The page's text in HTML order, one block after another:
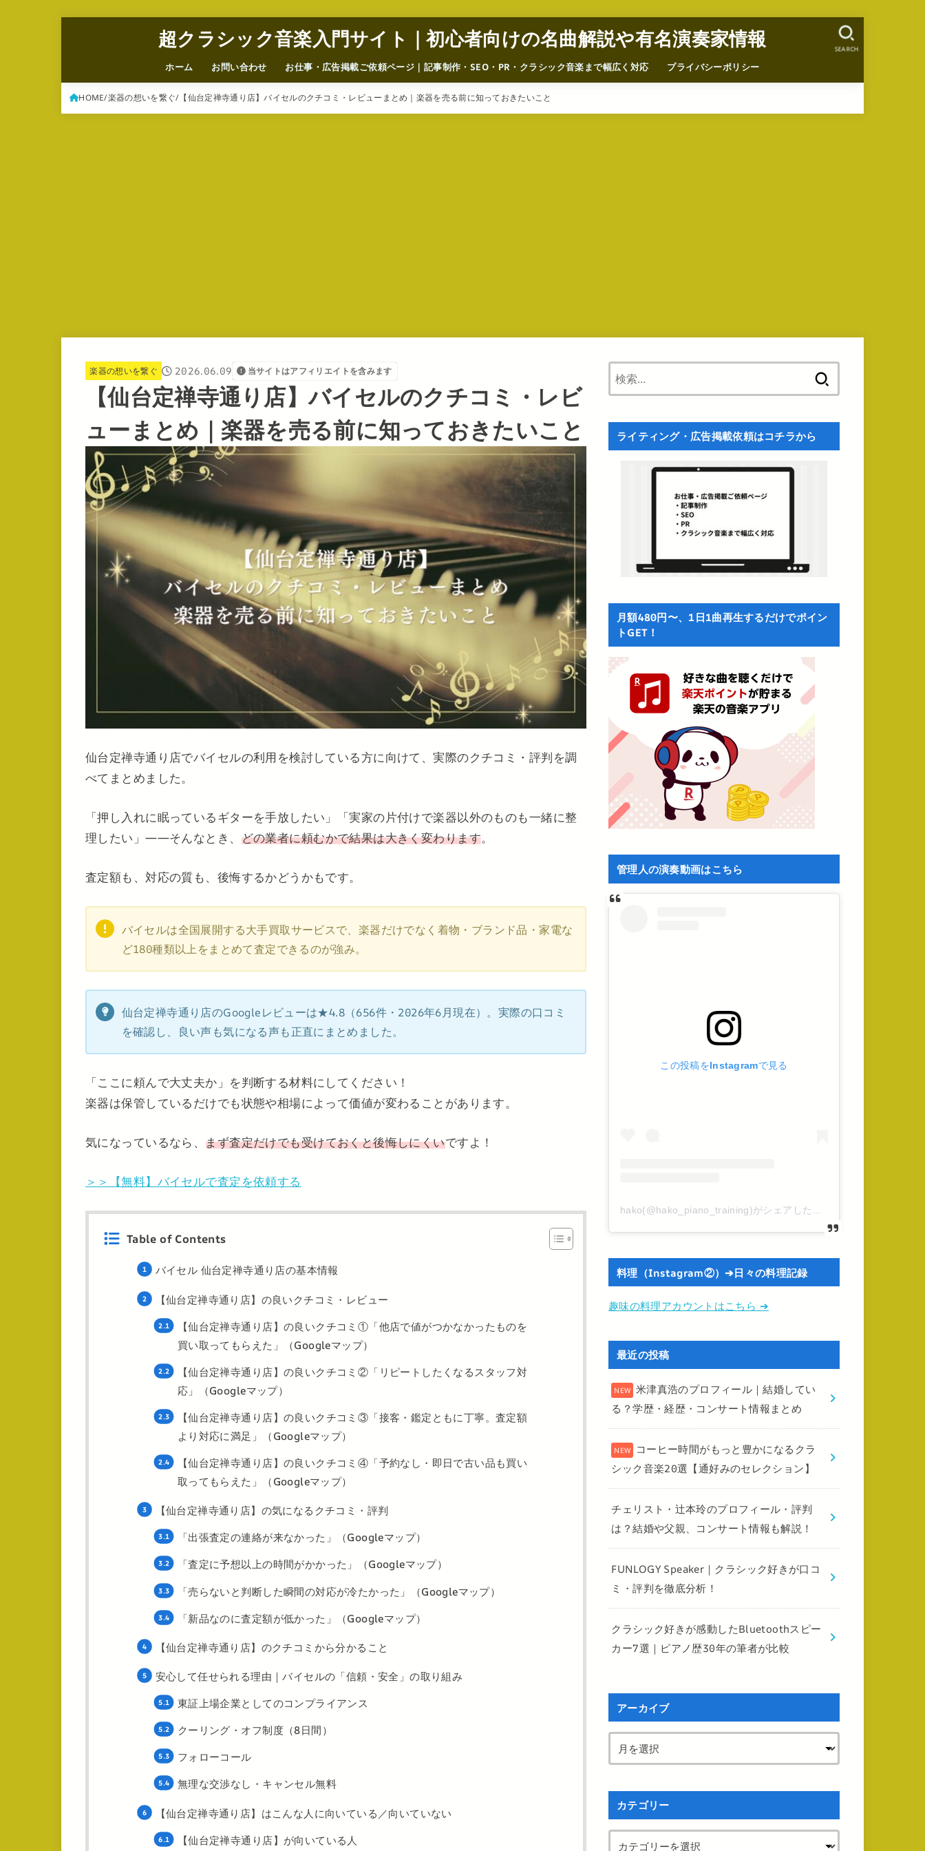
超クラシック音楽入門サイト｜初心者向けの名曲解説や有名演奏家情報
ホーム お問い合わせ お仕事・広告掲載ご依頼ページ｜記事制作・SEO・PR・クラシック音楽まで幅広く対応 プライバシーポリシー
SEARCH
HOME 楽器の想いを繋ぐ 【仙台定禅寺通り店】バイセルのクチコミ・レビューまとめ｜楽器を売る前に知っておきたいこと
楽器の想いを繋ぐ 2026.06.09 当サイトはアフィリエイトを含みます
【仙台定禅寺通り店】バイセルのクチコミ・レビ
ューまとめ｜楽器を売る前に知っておきたいこと
仙台定禅寺通り店でバイセルの利用を検討している方に向けて、実際のクチコミ・評判を調
べてまとめました。
「押し入れに眠っているギターを手放したい」「実家の片付けで楽器以外のものも一緒に整
理したい」——そんなとき、 どの業者に頼むかで結果は大きく変わります。
査定額も、対応の質も、後悔するかどうかもです。
バイセルは全国展開する大手買取サービスで、楽器だけでなく着物・ブランド品・家電な
ど180種類以上をまとめて査定できるのが強み。
仙台定禅寺通り店のGoogleレビューは★4.8（656件・2026年6月現在）。実際の口コミ
を確認し、良い声も気になる声も正直にまとめました。
「ここに頼んで大丈夫か」を判断する材料にしてください！
楽器は保管しているだけでも状態や相場によって価値が変わることがあります。
気になっているなら、 まず査定だけでも受けておくと後悔しにくいですよ！
＞＞【無料】バイセルで査定を依頼する
Table of Contents
バイセル 仙台定禅寺通り店の基本情報
【仙台定禅寺通り店】の良いクチコミ・レビュー
【仙台定禅寺通り店】の良いクチコミ①「他店で値がつかなかったものを
買い取ってもらえた」（Googleマップ）
【仙台定禅寺通り店】の良いクチコミ②「リピートしたくなるスタッフ対
応」（Googleマップ）
【仙台定禅寺通り店】の良いクチコミ③「接客・鑑定ともに丁寧。査定額
より対応に満足」（Googleマップ）
【仙台定禅寺通り店】の良いクチコミ④「予約なし・即日で古い品も買い
取ってもらえた」（Googleマップ）
【仙台定禅寺通り店】の気になるクチコミ・評判
「出張査定の連絡が来なかった」（Googleマップ）
「査定に予想以上の時間がかかった」（Googleマップ）
「売らないと判断した瞬間の対応が冷たかった」（Googleマップ）
「新品なのに査定額が低かった」（Googleマップ）
【仙台定禅寺通り店】のクチコミから分かること
安心して任せられる理由｜バイセルの「信頼・安全」の取り組み
東証上場企業としてのコンプライアンス
クーリング・オフ制度（8日間）
フォローコール
無理な交渉なし・キャンセル無料
【仙台定禅寺通り店】はこんな人に向いている／向いていない
【仙台定禅寺通り店】が向いている人
ライティング・広告掲載依頼はコチラから
月額480円〜、1日1曲再生するだけでポイン
トGET！
管理人の演奏動画はこちら
この投稿をInstagramで見る
hako(@hako_piano_training)がシェアした投稿
料理（Instagram②）➔日々の料理記録
趣味の料理アカウントはこちら ➔
最近の投稿
米津真浩のプロフィール｜結婚してい
る？学歴・経歴・コンサート情報まとめ
コーヒー時間がもっと豊かになるクラ
シック音楽20選【通好みのセレクション】
チェリスト・辻本玲のプロフィール・評判
は？結婚や父親、コンサート情報も解説！
FUNLOGY Speaker｜クラシック好きが口コ
ミ・評判を徹底分析！
クラシック好きが感動したBluetoothスピー
カー7選｜ピアノ歴30年の筆者が比較
アーカイブ
カテゴリー